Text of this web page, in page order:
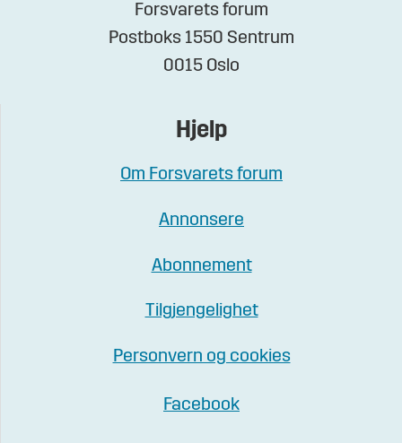
Forsvarets forum
Postboks 1550 Sentrum
0015 Oslo
Hjelp
Om Forsvarets forum
Annonsere
Abonnement
Tilgjengelighet
Personvern og cookies
Facebook